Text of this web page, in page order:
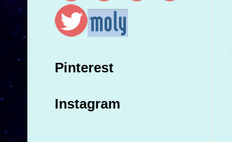
Pinterest
Instagram